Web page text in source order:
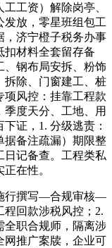
工资）解除岗亭、
发放，零星班组包工
，济宁橙子税务办事
扣材料全套留存备
、钢布局安拆、粉饰
拆除、门窗建工、桩
项风控：挂靠工程款
度天分、工地、用
证，1. 分级逃责：
据备注疏漏）期限整
日记备查。工程类私
在性。
行撰写—合规审核—
回款涉税风控；2.
全职合规师，隔离涉
网推广案牍，企业可